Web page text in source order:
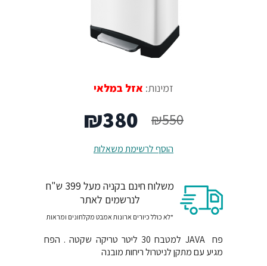
זמינות: אזל במלאי
₪550
המחיר
המקורי
₪550.
₪380
₪380.
הוסף לרשימת משאלות
משלוח חינם בקניה מעל 399 ש"ח
לנרשמים לאתר
*לא כולל כיורים ארונות אמבט מקלחונים ומראות
פח JAVA למטבח 30 ליטר טריקה שקטה . הפח
מגיע עם מתקן לניטרול ריחות מובנה